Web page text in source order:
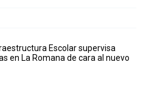
Escolar supervisa
en La Romana de cara al nuevo